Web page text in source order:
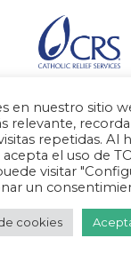
© 2026
en nuestro sitio
relevante,
repetidas. Al
el uso de
visitar
un
cookies